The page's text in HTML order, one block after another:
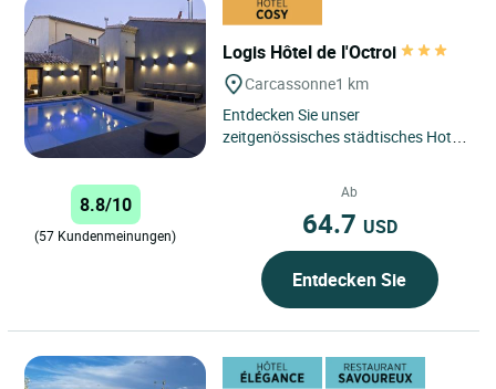
Logis Hôtel de l'Octroi
Carcassonne1 km
Entdecken Sie unser
zeitgenössisches städtisches Hotel
8.8/10
(57 Kundenmeinungen)
Ab
64.7 USD
Entdecken Sie